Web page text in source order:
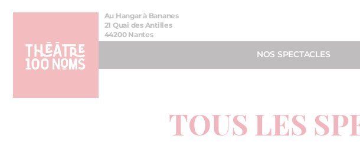
Aller
Aller au
Au Hangar à Bananes
21 Quai des Antilles
44200 Nantes
NOS SPECTACLES
TOUS LES